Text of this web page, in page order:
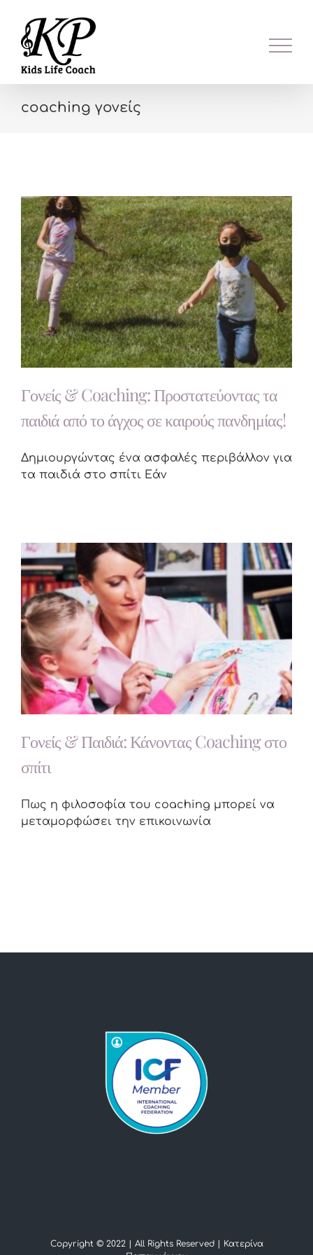
content
coaching γονείς
Γονείς & Coaching: Προστατεύοντας τα
παιδιά από το άγχος σε καιρούς πανδημίας!
Δημιουργώντας ένα ασφαλές περιβάλλον για
τα παιδιά στο σπίτι Εάν
Γονείς & Παιδιά: Κάνοντας Coaching στο
σπίτι
Πως η φιλοσοφία του coaching μπορεί να
μεταμορφώσει την επικοινωνία
Copyright © 2022 | All Rights Reserved | Κατερίνα